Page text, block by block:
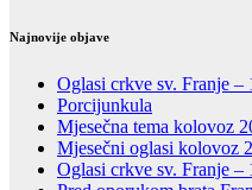
Najnovije objave
Oglasi crkve sv. Franje –
Porcijunkula
Mjesečna tema kolovoz
Mjesečni oglasi kolovoz
Oglasi crkve sv. Franje –